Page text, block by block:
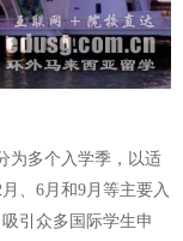
为多个入学季，以适
、6月和9月等主要入
引众多国际学生申